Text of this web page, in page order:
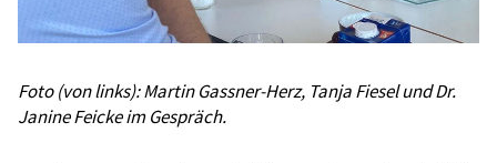
Foto (von links): Martin Gassner-Herz, Tanja Fiesel und Dr.
Janine Feicke im Gespräch.